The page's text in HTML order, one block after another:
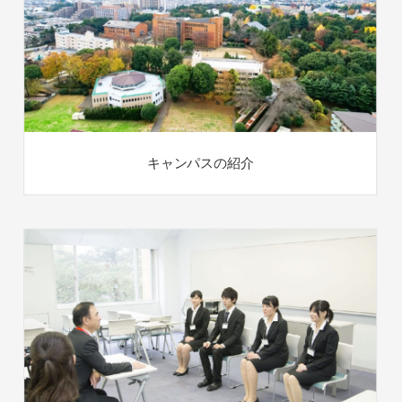
キャンパスの紹介